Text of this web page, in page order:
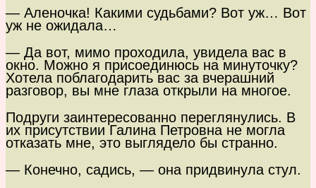
— Аленочка! Какими судьбами? Вот уж… Вот
уж не ожидала…
— Да вот, мимо проходила, увидела вас в
окно. Можно я присоединюсь на минуточку?
Хотела поблагодарить вас за вчерашний
разговор, вы мне глаза открыли на многое.
Подруги заинтересованно переглянулись. В
их присутствии Галина Петровна не могла
отказать мне, это выглядело бы странно.
— Конечно, садись, — она придвинула стул.